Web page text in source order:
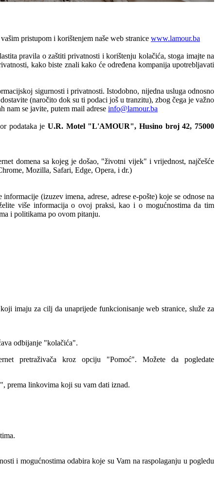
pristupom i korištenjem naše web stranice www.lamour.ba
pravila o zaštiti privatnosti i korištenju kolačića, stoga imajte na
kako biste znali kako će određena kompanija upotrebljavati
sigurnosti i privatnosti. Istodobno, nijedna usluga odnosno
(naročito dok su ti podaci još u tranzitu), zbog čega je važno
nam se javite, putem mail adrese info@lamour.ba
podataka je U.R. Motel "L'AMOUR", Husino broj 42, 75000
domena sa kojeg je došao, "životni vijek" i vrijednost, najčešće
Mozilla, Safari, Edge, Opera, i dr.)
(izuzev imena, adrese, adrese e-pošte) koje se odnose na
više informacija o ovoj praksi, kao i o mogućnostima da tim
i politikama po ovom pitanju.
imaju za cilj da unaprijede funkcionisanje web stranice, služe za
odbijanje "kolačića".
pretraživača kroz opciju "Pomoć". Možete da pogledate
prema linkovima koji su vam dati iznad.
i mogućnostima odabira koje su Vam na raspolaganju u pogledu